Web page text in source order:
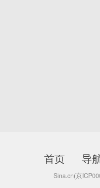
首页 导
Sina.cn(京